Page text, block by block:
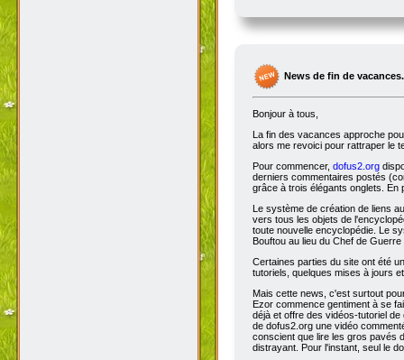
News de fin de
Bonjour à tous,
La fin des vacances approche
alors me revoici pour rattraper le
Pour commencer, dofus2.org
derniers commentaires postés
grâce à trois élégants onglets. En
Le système de création de liens
vers tous les objets de
toute nouvelle encyclopédie. Le
Bouftou au lieu du Chef de
Certaines parties du site ont été
tutoriels, quelques mises à jours
Mais cette news, c'est surtout
Ezor commence gentiment à se
déjà et offre des vidéos-tutoriel
de dofus2.org une vidéo
conscient que lire les gros pavés
distrayant. Pour l'instant, seul le